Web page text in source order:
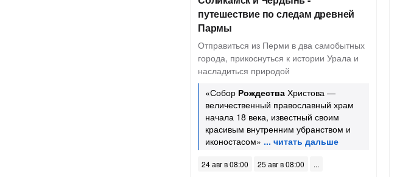
путешествие по следам древней
Пармы
Отправиться из Перми в два самобытных
города, прикоснуться к истории Урала и
насладиться природой
«Собор Рождества Христова —
величественный православный храм
начала 18 века, известный своим
красивым внутренним убранством и
иконостасом»
24 авг в 08:00
25 авг в 08:00